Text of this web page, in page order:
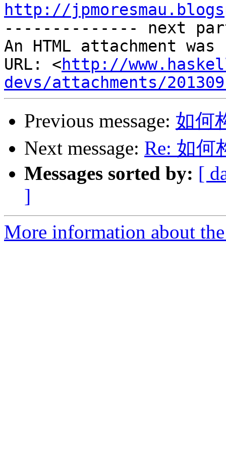
http://
-------------- next
An HTML attachment
URL: <http://
devs/attachments/
Previous message: 如何
Next message: Re: 如何
Messages sorted by: [
]
More information about